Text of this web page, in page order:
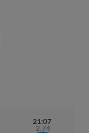
21:07
2.74